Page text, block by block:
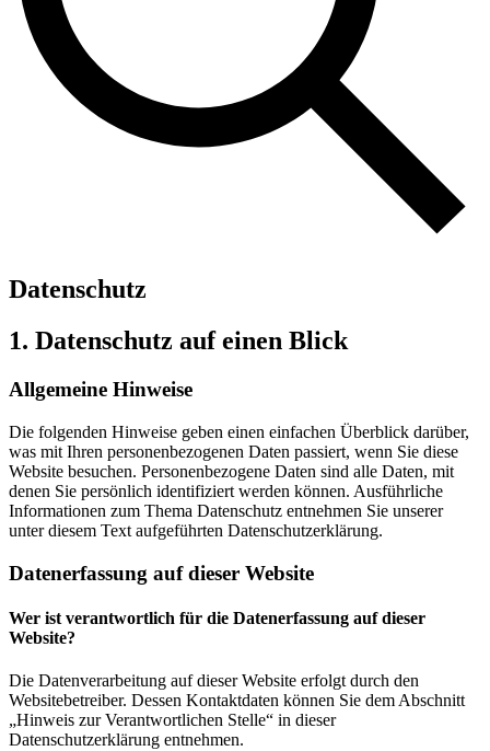
Datenschutz
1. Datenschutz auf einen Blick
Allgemeine Hinweise
Die folgenden Hinweise geben einen einfachen Überblick darüber,
was mit Ihren personenbezogenen Daten passiert, wenn Sie diese
Website besuchen. Personenbezogene Daten sind alle Daten, mit
denen Sie persönlich identifiziert werden können. Ausführliche
Informationen zum Thema Datenschutz entnehmen Sie unserer
unter diesem Text aufgeführten Datenschutzerklärung.
Datenerfassung auf dieser Website
Wer ist verantwortlich für die Datenerfassung auf dieser
Website?
Die Datenverarbeitung auf dieser Website erfolgt durch den
Websitebetreiber. Dessen Kontaktdaten können Sie dem Abschnitt
„Hinweis zur Verantwortlichen Stelle“ in dieser
Datenschutzerklärung entnehmen.